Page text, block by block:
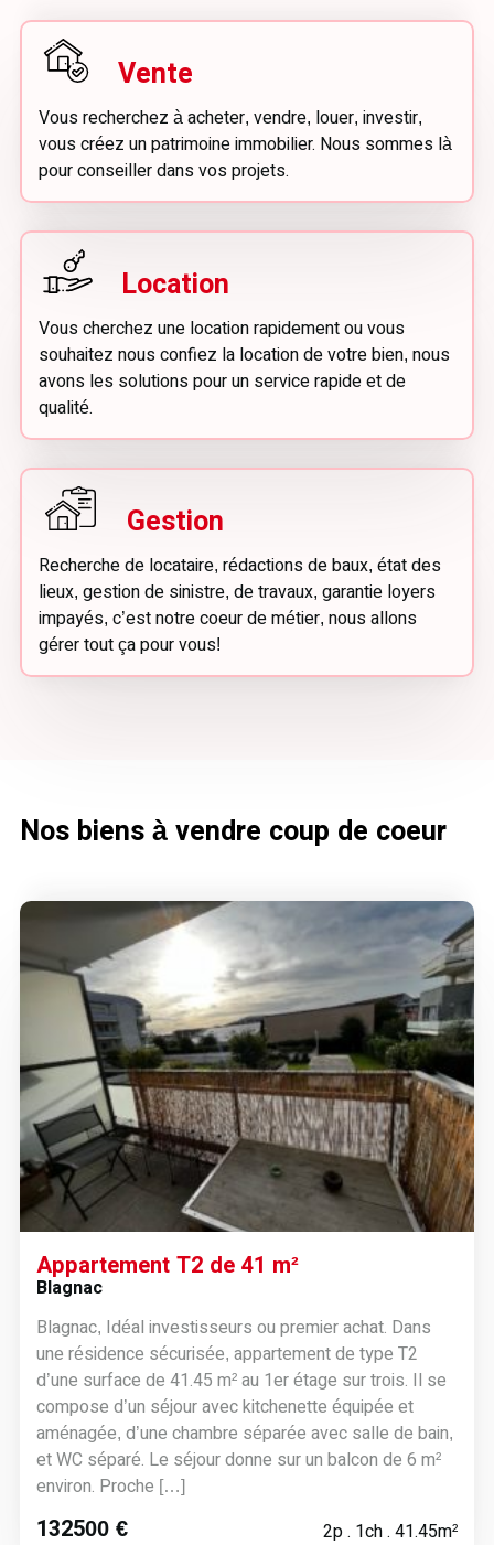
Vente
Vous recherchez à acheter, vendre, louer, investir,
vous créez un patrimoine immobilier. Nous sommes là
pour conseiller dans vos projets.
Location
Vous cherchez une location rapidement ou vous
souhaitez nous confiez la location de votre bien, nous
avons les solutions pour un service rapide et de
qualité.
Gestion
Recherche de locataire, rédactions de baux, état des
lieux, gestion de sinistre, de travaux, garantie loyers
impayés, c’est notre coeur de métier, nous allons
gérer tout ça pour vous!
Nos biens à vendre coup de coeur
Appartement T2 de 41 m²
Blagnac
Blagnac, Idéal investisseurs ou premier achat. Dans
une résidence sécurisée, appartement de type T2
d’une surface de 41.45 m² au 1er étage sur trois. Il se
compose d’un séjour avec kitchenette équipée et
aménagée, d’une chambre séparée avec salle de bain,
et WC séparé. Le séjour donne sur un balcon de 6 m²
environ. Proche […]
132500 € 2p . 1ch . 41.45m²